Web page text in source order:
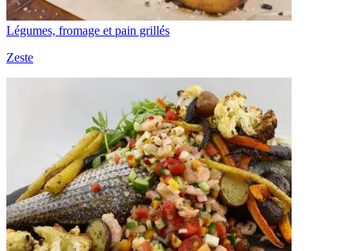
Légumes, fromage et pain grillés
Zeste